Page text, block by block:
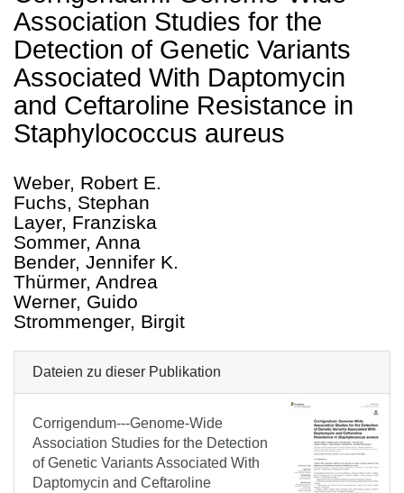
Association Studies for the
Detection of Genetic Variants
Associated With Daptomycin
and Ceftaroline Resistance in
Staphylococcus aureus
Weber, Robert E.
Fuchs, Stephan
Layer, Franziska
Sommer, Anna
Bender, Jennifer K.
Thürmer, Andrea
Werner, Guido
Strommenger, Birgit
Dateien zu dieser Publikation
Corrigendum---Genome-Wide
Association Studies for the Detection
of Genetic Variants Associated With
Daptomycin and Ceftaroline